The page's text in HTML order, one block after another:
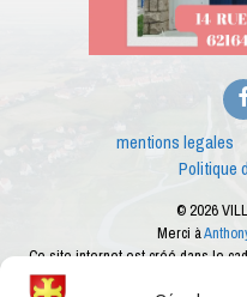
mentions legales
Politique
© 2026
Merci à
Ce site internet est créé dans le